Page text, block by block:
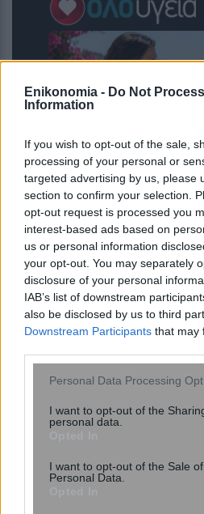
Enikonomia - Do Not
Information
If you wish to opt-out of the sale,
processing of your personal or
targeted advertising by us, please
section to confirm your selection.
opt-out request is processed you
interest-based ads based on
us or personal information
your opt-out. You may separately
disclosure of your personal
IAB’s list of downstream
also be disclosed by us to third
Downstream Participants that may
Please note that this website/app
not limited to your visit or usage
grant or deny consent to Google
consent section.
Personal Data Processing
I want to opt-out of the
personal data.
I want to opt-out of the Sale
Personal Data.
6 φράσεις που
ναρκισσιστές στους
σας χειραγωγήσουν
Σταυρού